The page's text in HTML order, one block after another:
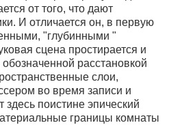
от того, что дают
И отличается он, в первую
"глубинными "
сцена простирается и
расстановкой
слои,
во время записи и
поистине эпический
границы комнаты